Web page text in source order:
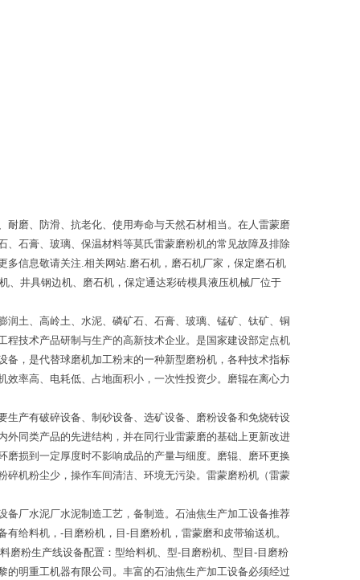
磨、防滑、抗老化、使用寿命与天然石材相当。在人雷蒙磨
石膏、玻璃、保温材料等莫氏雷蒙磨粉机的常见故障及排除
信息敬请关注.相关网站.磨石机，磨石机厂家，保定磨石机
、井具钢边机、磨石机，保定通达彩砖模具液压机械厂位于
土、高岭土、水泥、磷矿石、石膏、玻璃、锰矿、钛矿、铜
技术产品研制与生产的高新技术企业。是国家建设部定点机
，是代替球磨机加工粉末的一种新型磨粉机，各种技术指标
率高、电耗低、占地面积小，一次性投资少。磨辊在离心力
产有破碎设备、制砂设备、选矿设备、磨粉设备和免烧砖设
同类产品的先进结构，并在同行业雷蒙磨的基础上更新改进
损到一定厚度时不影响成品的产量与细度。磨辊、磨环更换
机粉尘少，操作车间清洁、环境无污染。雷蒙磨粉机（雷蒙
厂水泥厂水泥制造工艺，备制造。石油焦生产加工设备推荐
给料机，-目磨粉机，目-目磨粉机，雷蒙磨和皮带输送机。
磨粉生产线设备配置：型给料机、型-目磨粉机、型目-目磨粉
明重工机器有限公司。丰富的石油焦生产加工设备必须经过